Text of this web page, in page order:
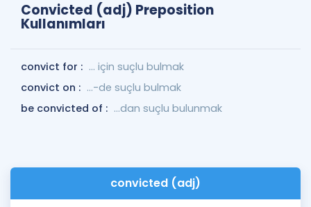
Convicted (adj) Preposition
Kullanımları
convict for : ... için suçlu bulmak
convict on : ...-de suçlu bulmak
be convicted of : ...dan suçlu bulunmak
convicted (adj)